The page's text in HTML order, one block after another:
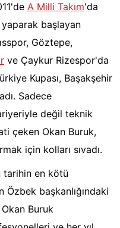
A Milli Takım'da
yaparak başlayan
Göztepe,
ve Çaykur Rizespor'da
Kupası, Başakşehir
Sadece
değil teknik
çeken Okan Buruk,
için kolları sıvadı.
tarihin en kötü
Özbek başkanlığındaki
Okan Buruk